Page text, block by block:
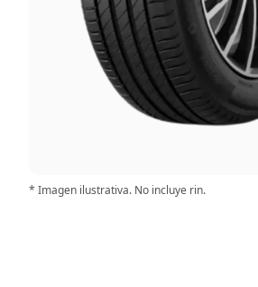
* Imagen ilustrativa. No incluye rin.